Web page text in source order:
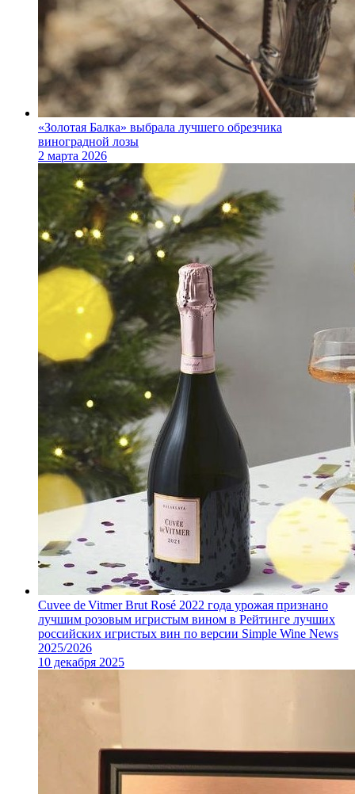
«Золотая Балка» выбрала лучшего обрезчика
виноградной лозы
2 марта 2026
Cuvee de Vitmer Brut Rosé 2022 года урожая признано
лучшим розовым игристым вином в Рейтинге лучших
российских игристых вин по версии Simple Wine News
2025/2026
10 декабря 2025